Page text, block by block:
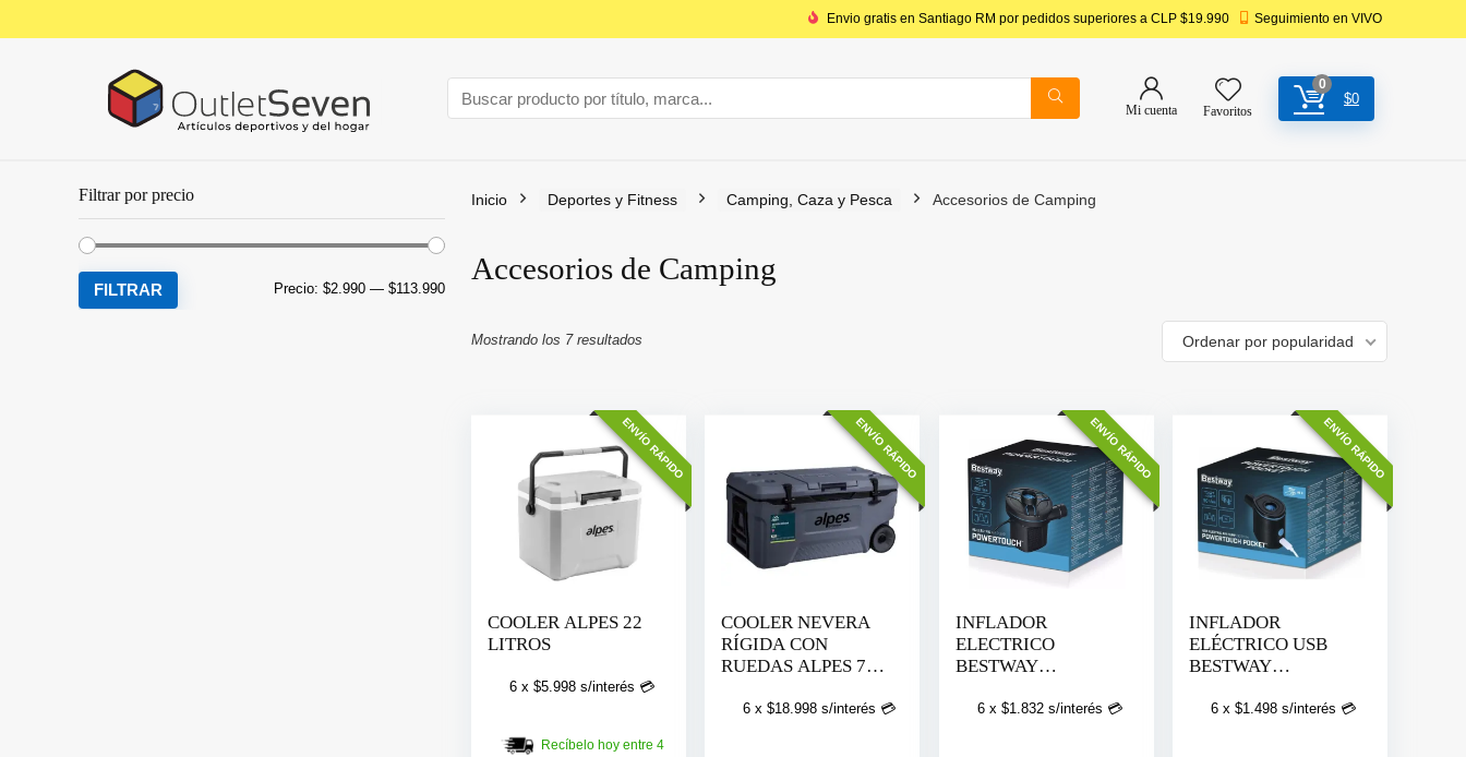
Envio gratis en Santiago RM por pedidos superiores a CLP $19.990 Seguimiento en VIVO
Mi cuenta Favoritos
0
$0
Filtrar por precio
Precio
Precio
FILTRAR Precio: $2.990 — $113.990
Inicio Deportes y Fitness Camping, Caza y Pesca Accesorios de Camping
Accesorios de Camping
Mostrando los 7 resultados Ordenar por popularidad
ENVÍO RÁPIDO
COOLER ALPES 22
LITROS
6 x$5.998 s/interés 💳
Recíbelo hoy entre 4
ENVÍO RÁPIDO
COOLER NEVERA
RÍGIDA CON
RUEDAS ALPES 70
6 x$18.998 s/interés 💳
ENVÍO RÁPIDO
INFLADOR
ELECTRICO
BESTWAY
BIDIRECCIONAL
6 x $1.832s/interés 💳
ENVÍO RÁPIDO
INFLADOR
ELÉCTRICO USB
BESTWAY
POCKET
6 x $1.498s/interés 💳